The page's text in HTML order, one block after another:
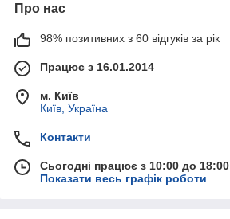
Про нас
98% позитивних з 60 відгуків за рік
Працює з 16.01.2014
м. Київ
Київ, Україна
Контакти
Сьогодні працює з 10:00 до 18:00
Показати весь графік роботи